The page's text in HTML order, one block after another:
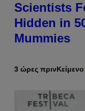
Scientists
Hidden in
Mummies
3 ώρες πρινΚείμενο